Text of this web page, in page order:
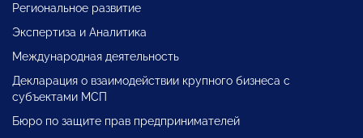
Региональное развитие
Экспертиза и Аналитика
Международная деятельность
Декларация о взаимодействии крупного бизнеса с
субъектами МСП
Бюро по защите прав предпринимателей